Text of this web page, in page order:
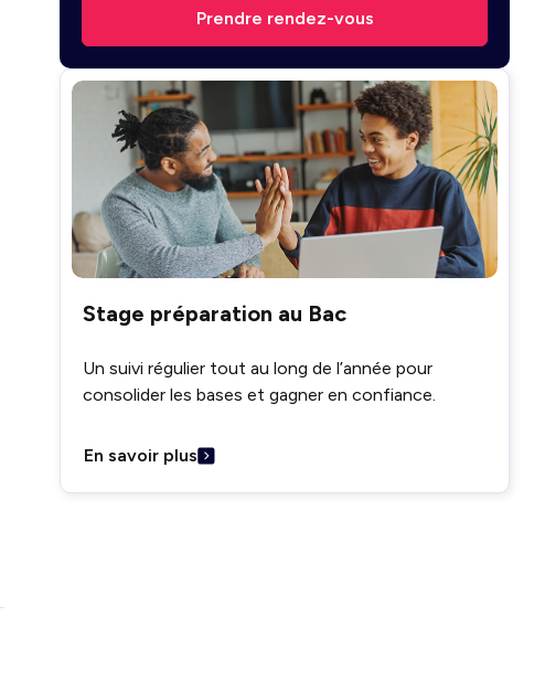
Prendre rendez-vous
Stage préparation au Bac
Un suivi régulier tout au long de l’année pour
consolider les bases et gagner en confiance.
En savoir plus